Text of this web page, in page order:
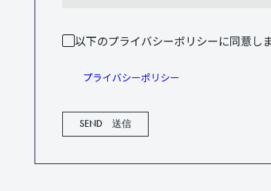
以下のプライバシーポリシーに同意しま
プライバシーポリシー
SEND 送信